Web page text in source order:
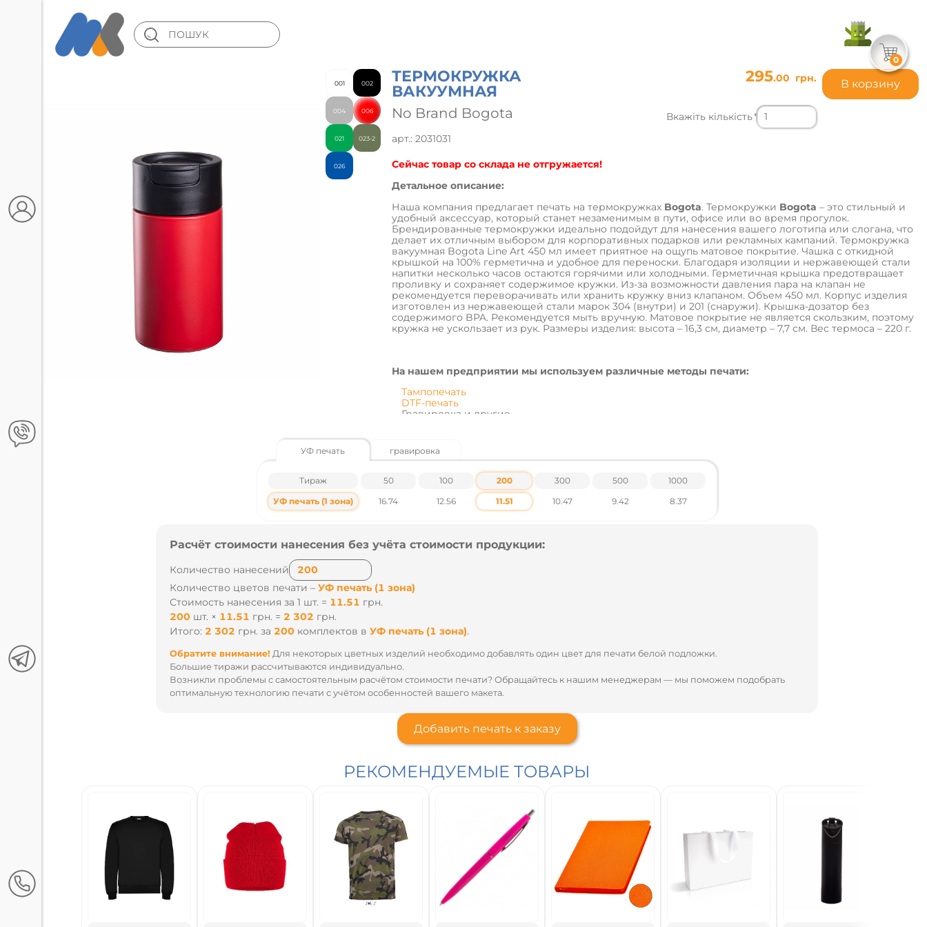
001 002
004 006
021 023-2
026
ТЕРМОКРУЖКА
ВАКУУМНАЯ
No Brand Bogota
арт.: 2031031
295.00 грн.
Вкажіть кількість*
Сейчас товар со склада не отгружается!
Детальное описание:
Наша компания предлагает печать на термокружках Bogota. Термокружки Bogota – это стильный и
удобный аксессуар, который станет незаменимым в пути, офисе или во время прогулок.
Брендированные термокружки идеально подойдут для нанесения вашего логотипа или слогана, что
делает их отличным выбором для корпоративных подарков или рекламных кампаний. Термокружка
вакуумная Bogota Line Art 450 мл имеет приятное на ощупь матовое покрытие. Чашка с откидной
крышкой на 100% герметична и удобное для переноски. Благодаря изоляции и нержавеющей стали
напитки несколько часов остаются горячими или холодными. Герметичная крышка предотвращает
проливку и сохраняет содержимое кружки. Из-за возможности давления пара на клапан не
рекомендуется переворачивать или хранить кружку вниз клапаном. Объем 450 мл. Корпус изделия
изготовлен из нержавеющей стали марок 304 (внутри) и 201 (снаружи). Крышка-дозатор без
содержимого BPA. Рекомендуется мыть вручную. Матовое покрытие не является скользким, поэтому
кружка не ускользает из рук. Размеры изделия: высота – 16,3 см, диаметр – 7,7 см. Вес термоса – 220 г.
На нашем предприятии мы используем различные методы печати:
Тампопечать
DTF-печать
Гравировка и другие.
Характеристики товара
Габариты – ø7.7 х 16.3 см
Материалы - нержавеющая сталь, пластик(BPA free)
Вес~, кг - 0.22
Индивидуальная упаковка – картонная коробка
Размер коробки, см – 44 x 44 x 39
В корзину
УФ печать гравировка
Тираж 50 100 200 300 500
1000
УФ печать (1 зона)
16.74 12.56 11.51 10.47 9.42 8.37
Расчёт стоимости нанесения без учёта стоимости продукции:
Количество нанесений
Количество цветов печати – УФ печать (1 зона)
Стоимость нанесения за 1 шт. = 12.56 грн.
100 шт. × 12.56 грн. = 1 256 грн.
Итого: 1 256 грн. за 100 комплектов в УФ печать (1 зона).
Обратите внимание! Для некоторых цветных изделий необходимо добавлять один цвет для печати белой подложки.
Большие тиражи рассчитываются индивидуально.
Возникли проблемы с самостоятельным расчётом стоимости печати? Обращайтесь к нашим менеджерам — мы поможем подобрать
оптимальную технологию печати с учётом особенностей вашего макета.
Добавить печать к заказу
РЕКОМЕНДУЕМЫЕ ТОВАРЫ
0